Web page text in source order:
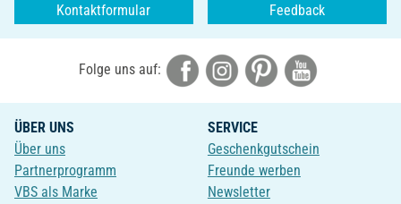
Kontaktformular Feedback
Folge uns auf:
ÜBER UNS
Über uns
Partnerprogramm
VBS als Marke
SERVICE
Geschenkgutschein
Freunde werben
Newsletter